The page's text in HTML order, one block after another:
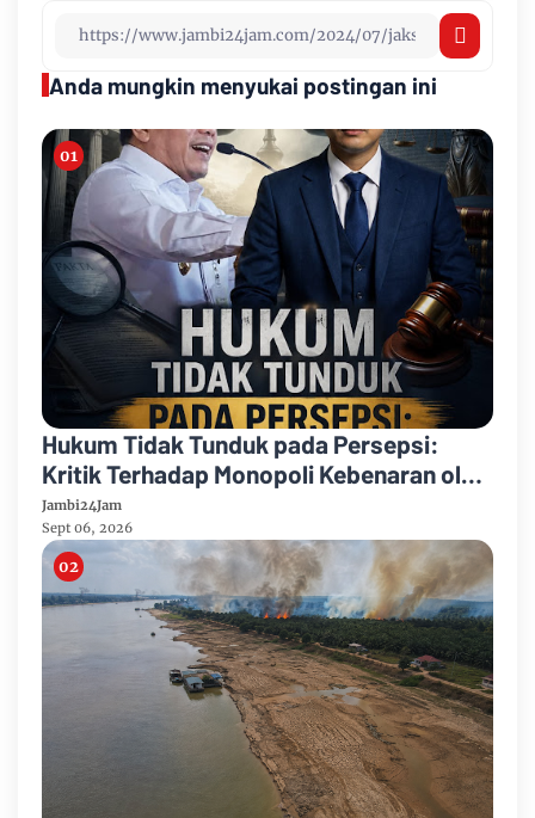
Anda mungkin menyukai postingan ini
Hukum Tidak Tunduk pada Persepsi:
Kritik Terhadap Monopoli Kebenaran oleh
Media dan Aktivis
Jambi24Jam
Sept 06, 2026